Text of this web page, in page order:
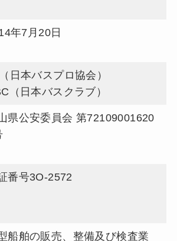
年7月20日
日本バスプロ協会）
（日本バスクラブ）
県公安委員会 第72109001620
番号3O-2572
船舶の販売、整備及び検査業